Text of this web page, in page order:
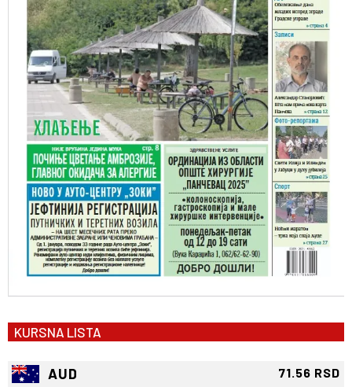
KURSNA LISTA
AUD 71.56 RSD